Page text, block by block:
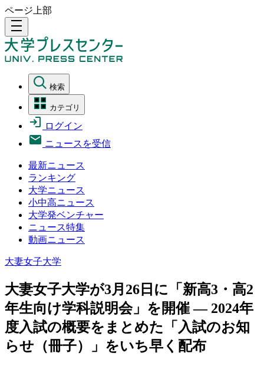
ページ上部
density_medium
検索
カテゴリ
ログイン
ニュースを受信
最新ニュース
ランキング
大学ニュース
小中高ニュース
大学発ベンチャー
ニュース特集
動画ニュース
大妻女子大学
大妻女子大学が3月26日に「新高3・高2
年生向け学科説明会」を開催 — 2024年
度入試の概要をまとめた「入試のお知
らせ（冊子）」をいち早く配布